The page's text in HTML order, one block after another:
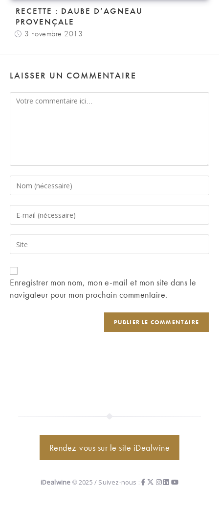
RECETTE : DAUBE D’AGNEAU
PROVENÇALE
3 novembre 2013
LAISSER UN COMMENTAIRE
Comment
Enter
your
name
comment
Enter
your
email
address
comment
Saisir
l’URL
de
votre
(facultatif)
Enregistrer mon nom, mon e-mail et mon site dans le
navigateur pour mon prochain commentaire.
Rendez-vous sur le site iDealwine
iDealwine © 2025 / Suivez-nous :